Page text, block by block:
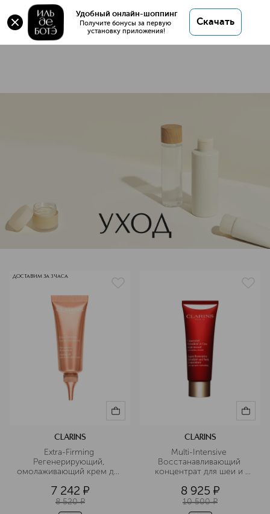
Удобный онлайн-шоппинг
Получите бонусы за первую
установку приложения!
Скачать
Антивозрастные средства
36 товаров
ДОСТАВИМ ЗА 3 ЧАСА
CLARINS
Extra-Firming
Регенерирующий,
омолаживающий крем для
7 242 ¤
8 520 ¤
CLARINS
Multi-Intensive
Восстанавливающий
концентрат для шеи и
8 925 ¤
10 500 ¤